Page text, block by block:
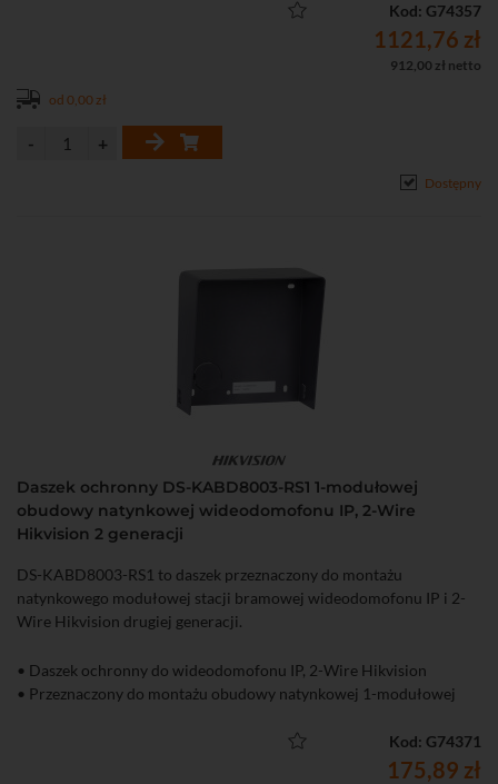
Kod: G74357
1121,76 zł
912,00 zł netto
od 0,00 zł
Dostępny
Daszek ochronny DS-KABD8003-RS1 1-modułowej
obudowy natynkowej wideodomofonu IP, 2-Wire
Hikvision 2 generacji
DS-KABD8003-RS1 to daszek przeznaczony do montażu
natynkowego modułowej stacji bramowej wideodomofonu IP i 2-
Wire Hikvision drugiej generacji.
• Daszek ochronny do wideodomofonu IP, 2-Wire Hikvision
• Przeznaczony do montażu obudowy natynkowej 1-modułowej
Kod: G74371
175,89 zł